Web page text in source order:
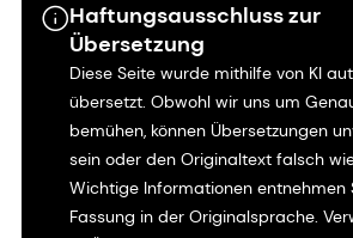
Haftungsausschluss zur
Übersetzung
Diese Seite wurde mithilfe von KI
übersetzt. Obwohl wir uns um
bemühen, können Übersetzungen
sein oder den Originaltext falsch
Wichtige Informationen entnehmen
Fassung in der Originalsprache.
Hinweis zum Datenschutz
Bedingungen für die Nutzung
Bedingungen und Konditionen
Kalifornien-Transparenz